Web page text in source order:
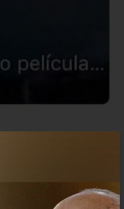
amigo